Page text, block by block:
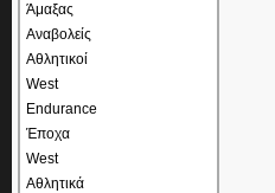
Άμαξας
Αναβολείς
Αθλητικοί
West
Endurance
Έποχα
West
Αθλητικά